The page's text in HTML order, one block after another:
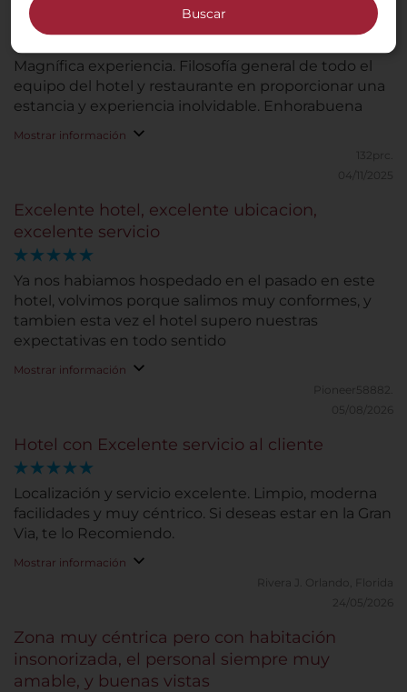
Excelente hotel, excelente ubicacion,
excelente servicio
Ya nos habiamos hospedado en el pasado en este
hotel, volvimos porque salimos muy conformes, y
tambien esta vez el hotel supero nuestras
expectativas en todo sentido
Mostrar información
Pioneer58882.
05/08/2026
Hotel con Excelente servicio al cliente
Localización y servicio excelente. Limpio, moderna
facilidades y muy céntrico. Si deseas estar en la Gran
Via, te lo Recomiendo.
Mostrar información
Rivera J.
Orlando, Florida
24/05/2026
Zona muy céntrica pero con habitación
insonorizada, el personal siempre muy
amable, y buenas vistas
Gracias
Magnífica experiencia. Filosofía general de todo el
equipo del hotel y restaurante en proporcionar una
estancia y experiencia inolvidable. Enhorabuena
Mostrar información
132prc.
04/11/2025
Buscar